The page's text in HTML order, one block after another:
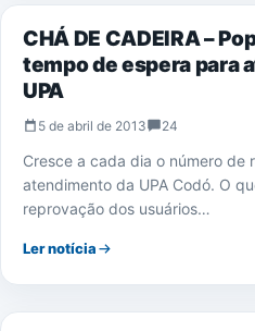
CHÁ DE CADEIRA –
tempo de espera para
UPA
5 de abril de 2013 24
Cresce a cada dia o número de
atendimento da UPA Codó. O
reprovação dos usuários…
Ler notícia
NOTÍCIAS